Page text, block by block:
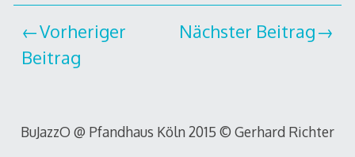
Vorheriger
Beitrag
Nächster Beitrag
BuJazzO @ Pfandhaus Köln 2015 © Gerhard Richter